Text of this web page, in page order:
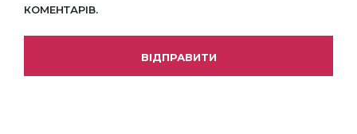
КОМЕНТАРІВ.